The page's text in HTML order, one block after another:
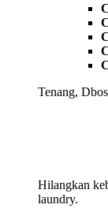
Tenang,
Hilangkan
laundry.